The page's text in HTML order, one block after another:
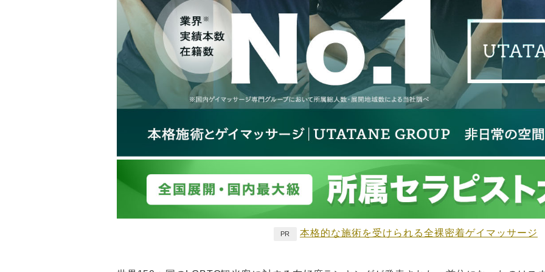
PR 本格的な施術を受けられる全裸密着ゲイマッサージ